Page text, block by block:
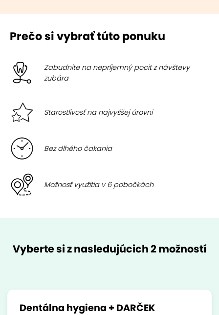
Prečo si vybrať túto ponuku
Zabudnite na nepríjemný pocit z návštevy
zubára
Starostlivosť na najvyššej úrovni
Bez dlhého čakania
Možnosť využitia v 6 pobočkách
Vyberte si z nasledujúcich 2 možností
Dentálna hygiena + DARČEK